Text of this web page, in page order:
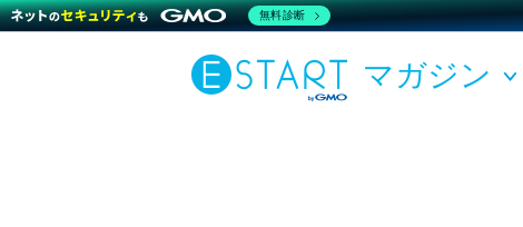
マガジン
無料診断